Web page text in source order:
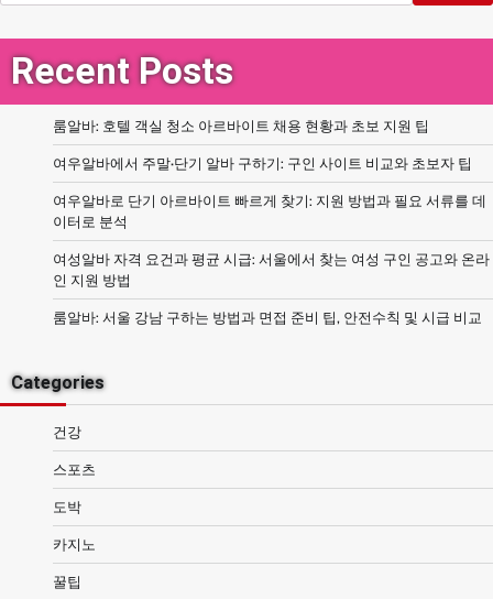
Recent Posts
룸알바: 호텔 객실 청소 아르바이트 채용 현황과 초보 지원 팁
여우알바에서 주말·단기 알바 구하기: 구인 사이트 비교와 초보자 팁
여우알바로 단기 아르바이트 빠르게 찾기: 지원 방법과 필요 서류를 데
이터로 분석
여성알바 자격 요건과 평균 시급: 서울에서 찾는 여성 구인 공고와 온라
인 지원 방법
룸알바: 서울 강남 구하는 방법과 면접 준비 팁, 안전수칙 및 시급 비교
Categories
건강
스포츠
도박
카지노
꿀팁